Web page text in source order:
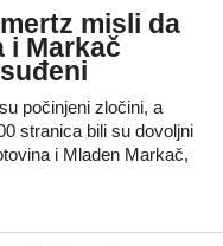
misli da
i Markač
počinjeni zločini, a
stranica bili su dovoljni
i Mladen Markač,